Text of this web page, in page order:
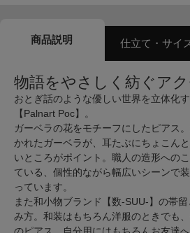
商品説明 仕立て・サイ
物語をやさしく紡ぐア
おとぎ話のような優しい世界を立体化
【Palnart Poc】。
ガーベラの花をモチーフにしたピアス
かれたガーベラが、耳たぶにちょこん
いところがポイント。職人の造形への
ている、個性的ながら幅広いシーンで
っています。
また和小物ブランド【数-SUU-】の帯
み方。和装はもちろん洋服のときでも